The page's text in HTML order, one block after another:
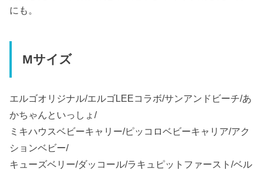
にも。
Mサイズ
エルゴオリジナル/エルゴLEEコラボ/サンアンドビーチ/あ
かちゃんといっしょ/
ミキハウスベビーキャリー/ピッコロベビーキャリア/アク
ションベビー/
キューズベリー/ダッコール/ラキュピットファースト/ベル